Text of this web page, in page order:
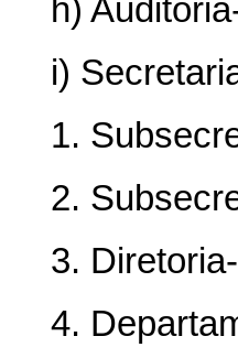
h)
i)
1.
2.
3.
4.